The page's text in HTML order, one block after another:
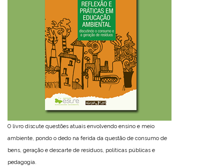
O livro discute questões atuais envolvendo ensino e meio
ambiente, pondo o dedo na ferida da questão de consumo de
bens, geração e descarte de resíduos, políticas públicas e
pedagogia.